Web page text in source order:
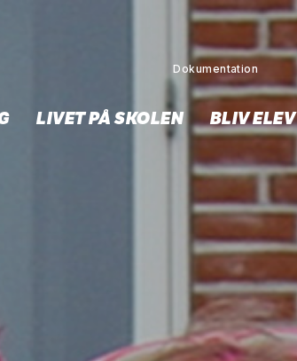
Dokumentation
LIVET PÅ SKOLEN BLIV ELEV